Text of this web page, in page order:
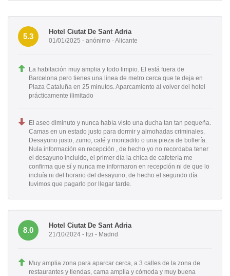
5.3
Hotel Ciutat De Sant Adria
01/01/2025 - anónimo - Alicante
La habitación muy amplia y todo limpio. El está fuera de
Barcelona pero tienes una linea de metro cerca que te deja en
Plaza Cataluña en 25 minutos. Aparcamiento al volver del hotel
prácticamente ilimitado
El aseo diminuto y nunca había visto una ducha tan tan pequeña.
Camas en un estado justo para dormir y almohadas criminales.
Desayuno justo, zumo, café y montadito o una pieza de bollería.
Nula información en recepción , de hecho yo no recordaba tener
el desayuno incluido, el primer día la chica de cafetería me
confirma que sí y nunca me informaron en recepción ni de que lo
incluía ni del horario del desayuno, de hecho el segundo día
tuvimos que pagarlo por llegar tarde.
8.0
Hotel Ciutat De Sant Adria
21/10/2024 - Itzi - Madrid
Muy amplia zona para aparcar cerca, a 3 calles de la zona de
restaurantes y tiendas, cama amplia y cómoda y muy buena